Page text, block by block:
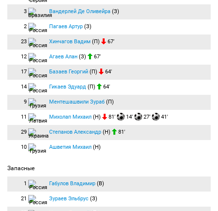
3 Вандерлей Де Оливейра (З)
2 Пагаев Артур (З)
23 Хинчагов Вадим (П) 67′
12 Агаев Алан (З) 67′
17 Базаев Георгий (П) 64′
14 Гикаев Эдуард (П) 64′
9 Ментешашвили Зураб (П)
11 Михолап Михаил (Н) 81′ 14′ 27′ 41′
29 Степанов Александр (Н) 81′
10 Ашветия Михаил (Н)
Запасные
1 Габулов Владимир (В)
21 Зураев Эльбрус (З)